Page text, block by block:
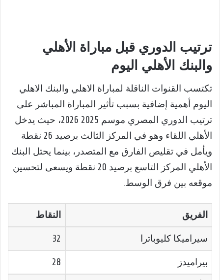
ترتيب الدوري قبل مباراة الأهلي
والبنك الأهلي اليوم
تكتسب القنوات الناقلة لمباراة الاهلي والبنك الاهلي
اليوم أهمية إضافية بسبب تأثير المباراة المباشر على
ترتيب الدوري المصري موسم 2025 2026، حيث يدخل
الأهلي اللقاء وهو في المركز الثالث برصيد 26 نقطة
ويأمل في تقليص الفارق مع المتصدر، بينما يحتل البنك
الأهلي المركز التاسع برصيد 20 نقطة ويسعى لتحسين
موقعه بين فرق الوسط.
الفريق النقاط
سيراميكا كليوباترا 32
بيراميدز 28